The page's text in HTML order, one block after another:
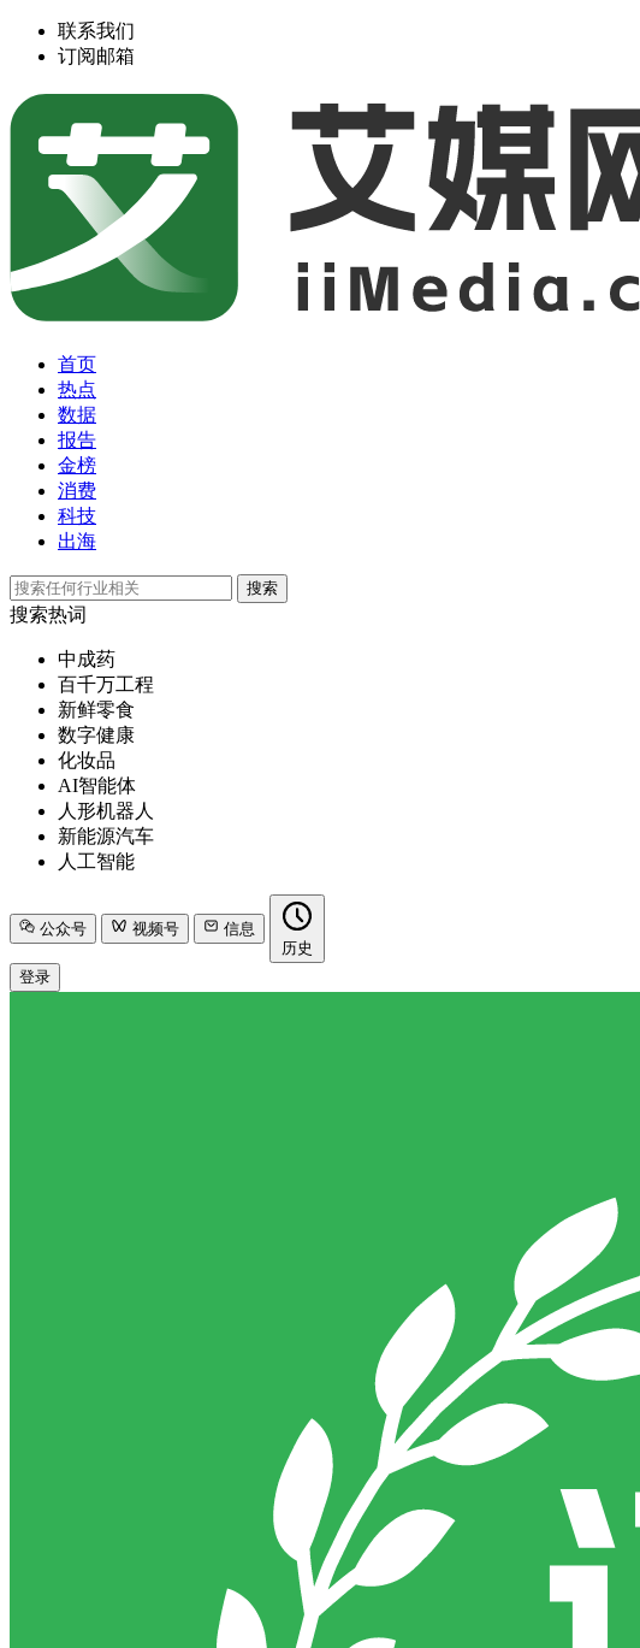
联系我们
订阅邮箱
首页
热点
数据
报告
金榜
消费
科技
出海
搜索
搜索热词
中成药
百千万工程
新鲜零食
数字健康
化妆品
AI智能体
人形机器人
新能源汽车
人工智能
公众号 视频号
信息
历史
登录